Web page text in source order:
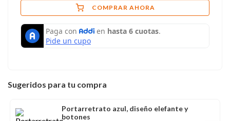
COMPRAR AHORA
Sugeridos para tu compra
Portarretrato azul, diseño elefante y
botones